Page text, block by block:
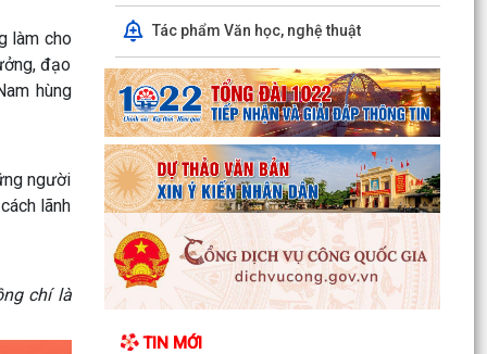
làm cho
đạo
hùng
người
lãnh
chí là
Tác phẩm Văn học, nghệ thuật
TIN MỚI
hài cốt...
Chủ động ứng phó với mưa lớn, lũ, ngập lụt, lũ
quét, sạt lở đất, lốc, sét, mưa đá
UBND thành phố yêu cầu rà soát, chuẩn hóa thủ
tục hành chính, chấm dứt phát sinh "giấy phép
con"
Phường Việt Hòa bế mạc Lớp bồi dưỡng kiến
thức quốc phòng và an ninh đối tượng 4 năm
2026.
tập kỹ thuật tại Nhật Bản, Đợt II/2026.